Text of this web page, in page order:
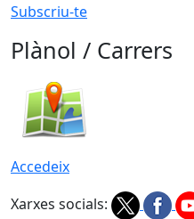
Subscriu-te
Plànol / Carrers
Accedeix
Xarxes socials: